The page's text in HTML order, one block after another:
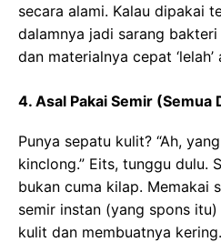
secara alami. Kalau dipakai
dalamnya jadi sarang
dan materialnya cepat ‘lelah’
4. Asal Pakai Semir (Semua
Punya sepatu kulit? “Ah,
kinclong.” Eits, tunggu dulu.
bukan cuma kilap. Memakai
semir instan (yang spons
kulit dan membuatnya